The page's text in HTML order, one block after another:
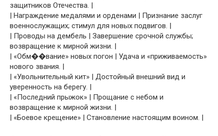
защитников Отечества. |
| Награждение медалями и орденами | Признание заслуг
военнослужащих; стимул для новых подвигов. |
| Проводы на дембель | Завершение срочной службы;
возвращение к мирной жизни. |
| «Обм��вание» новых погон | Удача и «приживаемость»
нового звания. |
| «Увольнительный кит» | Достойный внешний вид и
уверенность на берегу. |
| «Последний прыжок» | Прощание с небом и
возвращение к мирной жизни. |
| «Боевое крещение» | Становление настоящим воином. |